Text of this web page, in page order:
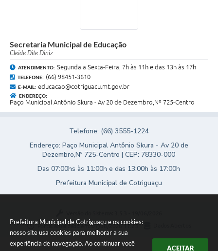
Prefeitura Municipal de Cotriguaçu e os cookies:
nosso site usa cookies para melhorar a sua
experiência de navegação. Ao continuar você
ACEITAR
Secretaria Municipal de Educação
Cleide Dite Diniz
ATENDIMENTO: Segunda a Sexta-Feira, 7h às 11h e das 13h às 17h
TELEFONE: (66) 98451-3610
E-MAIL: educacao@cotriguacu.mt.gov.br
ENDEREÇO:
Paço Municipal Antônio Skura - Av 20 de Dezembro,Nº 725-Centro
Telefone: (66) 3555-1224
Endereço: Paço Municipal Antônio Skura - Av 20 de
Dezembro,Nº 725-Centro | CEP: 78330-000
Das 07:00hs às 11:00h e das 13:00h às 17:00h
Prefeitura Municipal de Cotriguaçu
Portal atualizado em:07/08/2026 17:23